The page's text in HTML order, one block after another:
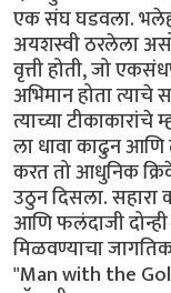
एक संघ घडवला.
अयशस्वी ठरलेला
वृत्ती होती, जो
अभिमान होता त्याचे
त्याच्या
ला धावा काढुन आणि
करत तो आधुनिक
उठुन दिसला.
आणि फलंदाजी
मिळवण्याचा
"Man with the